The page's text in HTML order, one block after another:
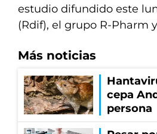
estudio difundido este
(Rdif), el grupo R-Pharm
Más noticias
cepa
persona